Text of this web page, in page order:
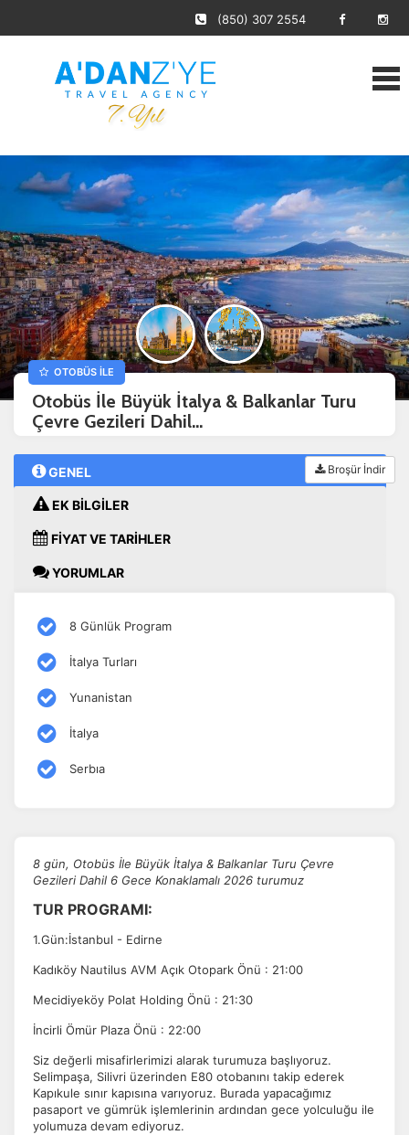
(850) 307 2554
OTOBÜS İLE
Otobüs İle Büyük İtalya & Balkanlar Turu
Çevre Gezileri Dahil...
GENEL
EK BİLGİLER
FİYAT VE TARİHLER
YORUMLAR
Broşür İndir
8 Günlük Program
İtalya Turları
Yunanistan
İtalya
Serbıa
8 gün, Otobüs İle Büyük İtalya & Balkanlar Turu Çevre
Gezileri Dahil 6 Gece Konaklamalı 2026 turumuz
TUR PROGRAMI:
1.Gün:İstanbul - Edirne
Kadıköy Nautilus AVM Açık Otopark Önü : 21:00
Mecidiyeköy Polat Holding Önü : 21:30
İncirli Ömür Plaza Önü : 22:00
Siz değerli misafirlerimizi alarak turumuza başlıyoruz.
Selimpaşa, Silivri üzerinden E80 otobanını takip ederek
Kapıkule sınır kapısına varıyoruz. Burada yapacağımız
pasaport ve gümrük işlemlerinin ardından gece yolculuğu ile
yolumuza devam ediyoruz.